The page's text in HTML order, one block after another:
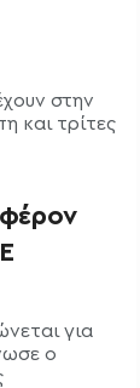
στην
και τρίτες
για
ο